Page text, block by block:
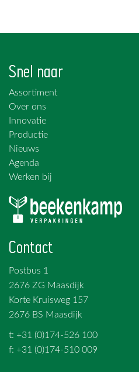
Snel naar
Assortiment
Over ons
Innovatie
Productie
Nieuws
Agenda
Werken bij
Contact
Postbus 1
2676 ZG Maasdijk
Korte Kruisweg 157
2676 BS Maasdijk
t: +31 (0)174-526 100
f: +31 (0)174-510 009